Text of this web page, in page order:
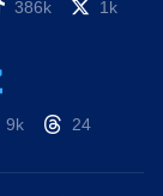
386k
1k
9k 24